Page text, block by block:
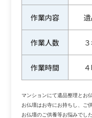
作業内容
作業人数
作業時間
マンションにて遺品整理とお
お仏壇はお寺にお持ちし、ご
お仏壇のご供養等お悩みでし